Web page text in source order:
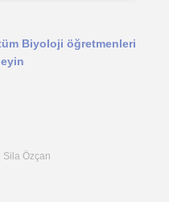
Biyoloji öğretmenleri
Sila Özçan